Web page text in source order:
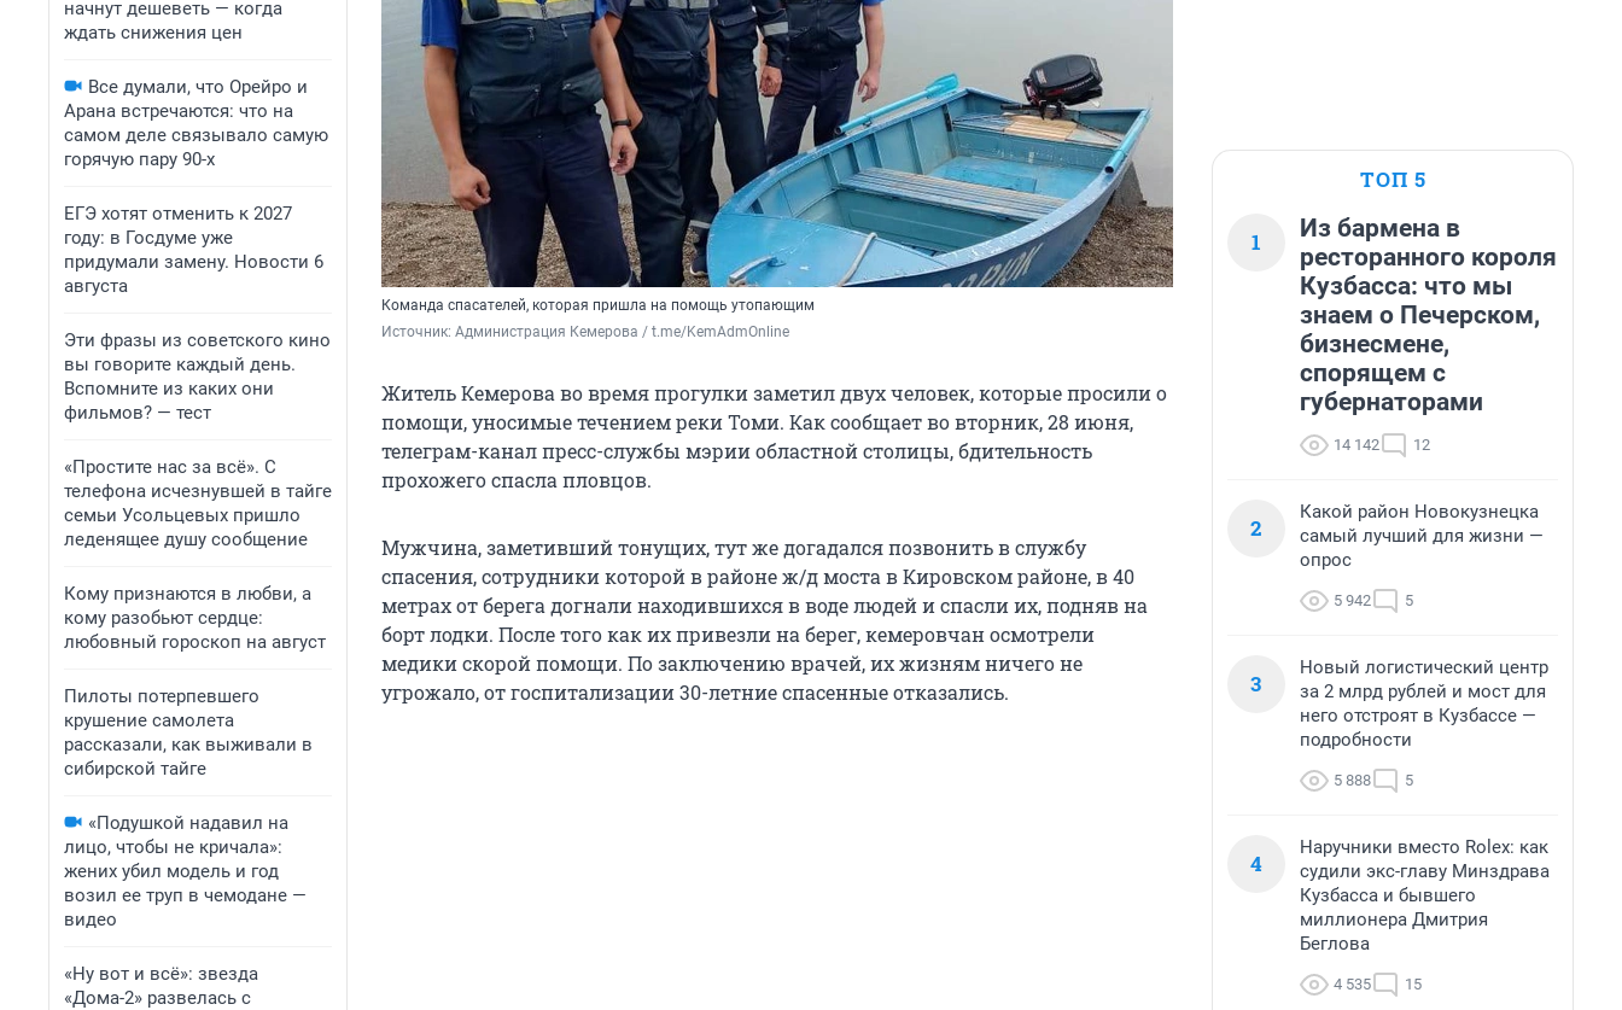
начнут дешеветь — когда
ждать снижения цен
Все думали, что Орейро и
Арана встречаются: что на
самом деле связывало самую
горячую пару 90-х
ЕГЭ хотят отменить к 2027
году: в Госдуме уже
придумали замену. Новости 6
августа
Эти фразы из советского кино
вы говорите каждый день.
Вспомните из каких они
фильмов? — тест
«Простите нас за всё». С
телефона исчезнувшей в тайге
семьи Усольцевых пришло
леденящее душу сообщение
Кому признаются в любви, а
кому разобьют сердце:
любовный гороскоп на август
Пилоты потерпевшего
крушение самолета
рассказали, как выживали в
сибирской тайге
«Подушкой надавил на
лицо, чтобы не кричала»:
жених убил модель и год
возил ее труп в чемодане —
видео
«Ну вот и всё»: звезда
«Дома-2» развелась с
Команда спасателей, которая пришла на помощь утопающим
Источник: Администрация Кемерова / t.me/KemAdmOnline
Житель Кемерова во время прогулки заметил двух человек, которые просили о
помощи, уносимые течением реки Томи. Как сообщает во вторник, 28 июня,
телеграм-канал пресс-службы мэрии областной столицы, бдительность
прохожего спасла пловцов.
Мужчина, заметивший тонущих, тут же догадался позвонить в службу
спасения, сотрудники которой в районе ж/д моста в Кировском районе, в 40
метрах от берега догнали находившихся в воде людей и спасли их, подняв на
борт лодки. После того как их привезли на берег, кемеровчан осмотрели
медики скорой помощи. По заключению врачей, их жизням ничего не
угрожало, от госпитализации 30-летние спасенные отказались.
ТОП 5
1
Из бармена в
ресторанного короля
Кузбасса: что мы
знаем о Печерском,
бизнесмене,
спорящем с
губернаторами
14 142 12
2
Какой район Новокузнецка
самый лучший для жизни —
опрос
5 942 5
3
Новый логистический центр
за 2 млрд рублей и мост для
него отстроят в Кузбассе —
подробности
5 888 5
4
Наручники вместо Rolex: как
судили экс-главу Минздрава
Кузбасса и бывшего
миллионера Дмитрия
Беглова
4 535 15